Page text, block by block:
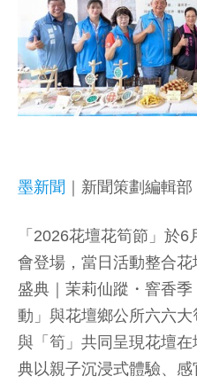
墨新聞 ｜新聞策劃編輯部
「2026花壇花筍節」於
會登場，當日活動整合
盛典｜茉莉仙蹤・窨香
動」與花壇鄉公所六六大
與「筍」共同呈現花壇
典以親子沉浸式體驗、